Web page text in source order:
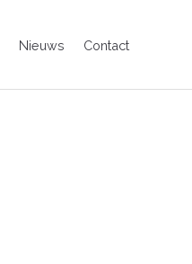
Nieuws Contact